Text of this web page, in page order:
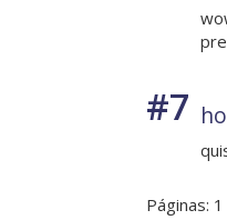
#7
Páginas: 1